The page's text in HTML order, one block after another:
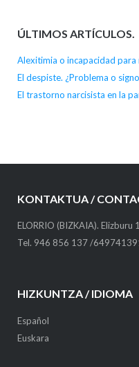
ÚLTIMOS ARTÍCULOS.
Alexitimia o incapacidad
El despiste. ¿Problema o
El trastorno narcisista en la
KONTAKTUA /
ELORRIO (BIZKAIA). Elizburu
Tel. 946 856 137 /
HIZKUNTZA / IDIOMA
Español
Euskara